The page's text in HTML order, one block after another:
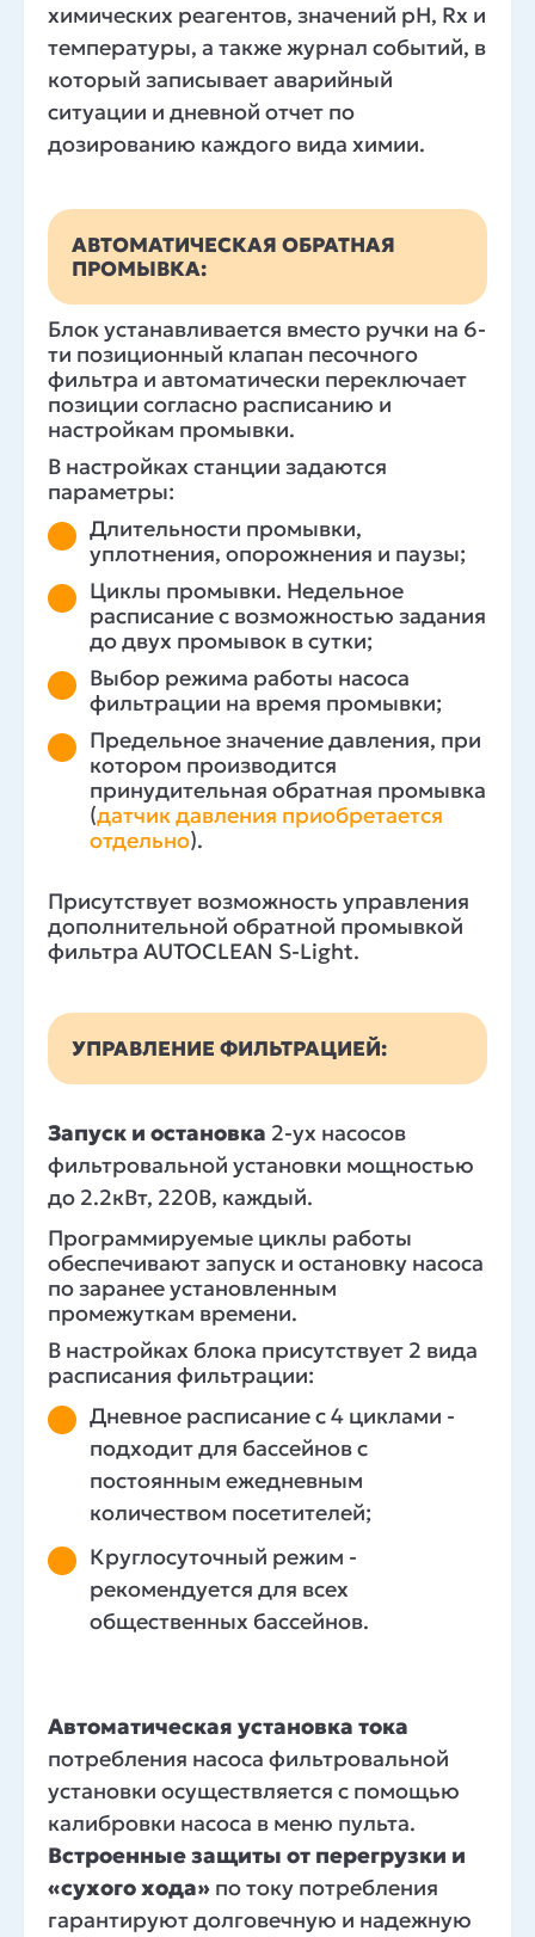
химических реагентов, значений pH, Rx и
температуры, а также журнал событий, в
который записывает аварийный
ситуации и дневной отчет по
дозированию каждого вида химии.
АВТОМАТИЧЕСКАЯ ОБРАТНАЯ
ПРОМЫВКА:
Блок устанавливается вместо ручки на 6-
ти позиционный клапан песочного
фильтра и автоматически переключает
позиции согласно расписанию и
настройкам промывки.
В настройках станции задаются
параметры:
Длительности промывки,
уплотнения, опорожнения и паузы;
Циклы промывки. Недельное
расписание с возможностью задания
до двух промывок в сутки;
Выбор режима работы насоса
фильтрации на время промывки;
Предельное значение давления, при
котором производится
принудительная обратная промывка
(датчик давления приобретается
отдельно).
Присутствует возможность управления
дополнительной обратной промывкой
фильтра AUTOCLEAN S-Light.
УПРАВЛЕНИЕ ФИЛЬТРАЦИЕЙ:
Запуск и остановка 2-ух насосов
фильтровальной установки мощностью
до 2.2кВт, 220В, каждый.
Программируемые циклы работы
обеспечивают запуск и остановку насоса
по заранее установленным
промежуткам времени.
В настройках блока присутствует 2 вида
расписания фильтрации:
Дневное расписание с 4 циклами -
подходит для бассейнов с
постоянным ежедневным
количеством посетителей;
Круглосуточный режим -
рекомендуется для всех
общественных бассейнов.
Автоматическая установка тока
потребления насоса фильтровальной
установки осуществляется с помощью
калибровки насоса в меню пульта.
Встроенные защиты от перегрузки и
«сухого хода» по току потребления
гарантируют долговечную и надежную